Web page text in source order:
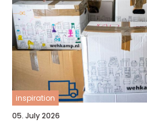
inspiration
05. July 2026